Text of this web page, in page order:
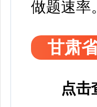
做题速率
甘肃
点击